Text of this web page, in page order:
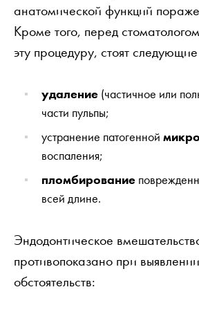
анатомической функций
Кроме того, перед
эту процедуру, стоят
удаление (частичное или
части пульпы;
устранение патогенной
воспаления;
пломбирование
всей длине.
Эндодонтическое
противопоказано при
обстоятельств: